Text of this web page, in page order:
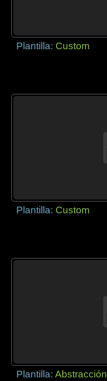
Plantilla: Custom
Plantilla: Custom
Plantilla:Abstracción